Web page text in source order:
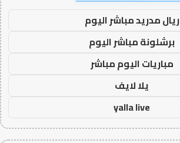
ريال مدريد مباشر اليوم
برشلونة مباشر اليوم
مباريات اليوم مباشر
يلا لايف
yalla live